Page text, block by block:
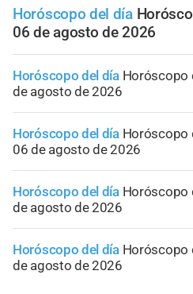
Horóscopo del día
06 de agosto de 2026
Horóscopo del día Horóscopo
de agosto de 2026
Horóscopo del día Horóscopo
06 de agosto de 2026
Horóscopo del día Horóscopo
de agosto de 2026
Horóscopo del día Horóscopo
de agosto de 2026